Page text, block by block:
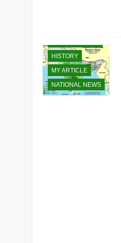
HISTORY
MY ARTICLE
NATIONAL NEWS